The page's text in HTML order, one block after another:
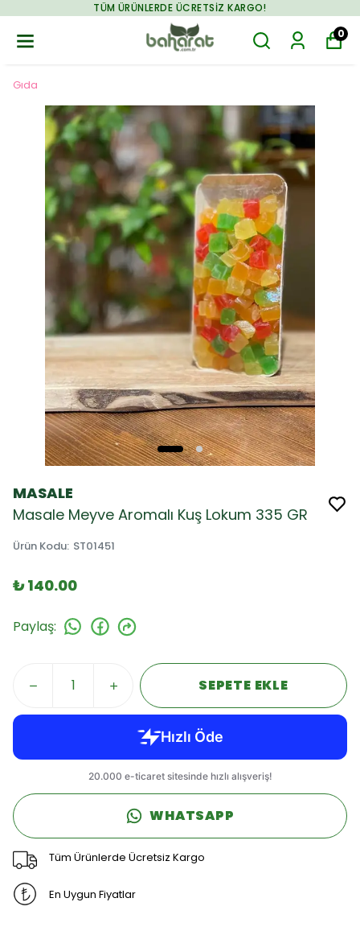
TÜM ÜRÜNLERDE ÜCRETSIZ KARGO!
0
Gıda
MASALE
Masale Meyve Aromalı Kuş Lokum 335 GR
Ürün Kodu: ST01451
₺ 140.00
Paylaş:
SEPETE EKLE
WHATSAPP
Tüm Ürünlerde Ücretsiz Kargo
En Uygun Fiyatlar